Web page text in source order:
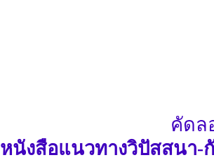
คัดล
หนังสือแนวทางวิปัสสนา-